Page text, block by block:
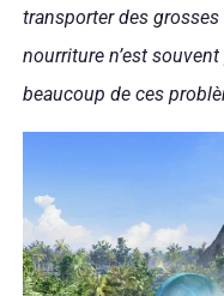
transporter des
nourriture n’est
beaucoup de ces